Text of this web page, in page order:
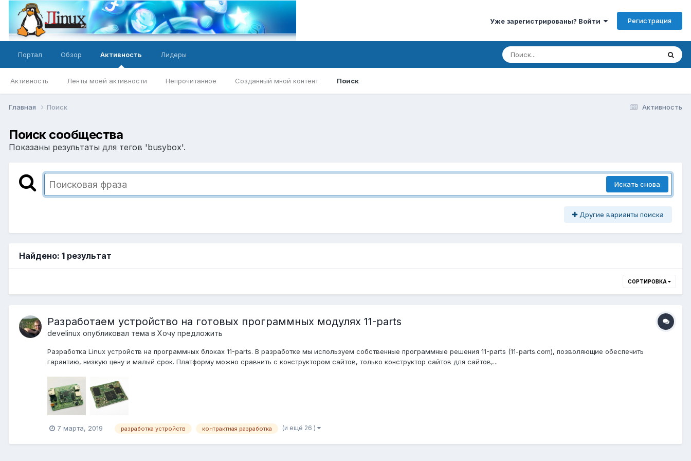
Уже зарегистрированы? Войти Регистрация
Портал Обзор Активность
Активность Ленты моей активности Непрочитанное Созданный мной контент Поиск
Лидеры
Активность
Главная Поиск
Поиск сообщества
Показаны результаты для тегов 'busybox'.
Искать снова
Другие варианты поиска
Найдено: 1 результат
СОРТИРОВКА
Разработаем устройство на готовых программных модулях 11-parts
develinux опубликовал тема в Хочу предложить
Разработка Linux устройств на программных блоках 11-parts. В разработке мы используем собственные программные решения 11-parts (11-parts.com), позволяющие обеспечить
гарантию, низкую цену и малый срок. Платформу можно сравнить с конструктором сайтов, только конструктор сайтов для сайтов,...
7 марта, 2019 разработка устройств контрактная разработка (и ещё 26 )